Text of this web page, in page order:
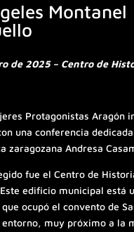
Montanel
de 2025 – Centro de
Protagonistas Aragón
una conferencia
zaragozana Andresa
fue el Centro de
edificio municipal está
ocupó el convento de
entorno, muy próximo a la